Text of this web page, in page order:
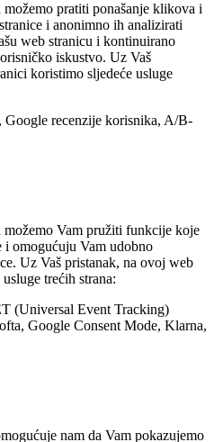
pratiti ponašanje klikova i
i anonimno ih analizirati
web stranicu i kontinuirano
iskustvo. Uz Vaš
koristimo sljedeće usluge
recenzije korisnika, A/B-
možemo Vam pružiti funkcije koje
i omogućuju Vam udobno
Uz Vaš pristanak, na ovoj web
trećih strana:
(Universal Event Tracking)
Google Consent Mode, Klarna,
nam da Vam pokazujemo